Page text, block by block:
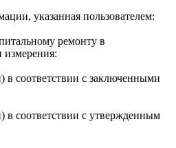
указанная пользователем:
ремонту в
измерения:
в соответствии с заключенными
в соответствии с утвержденным